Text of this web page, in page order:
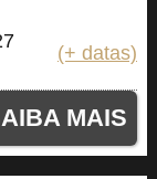
(+ datas)
MAIS